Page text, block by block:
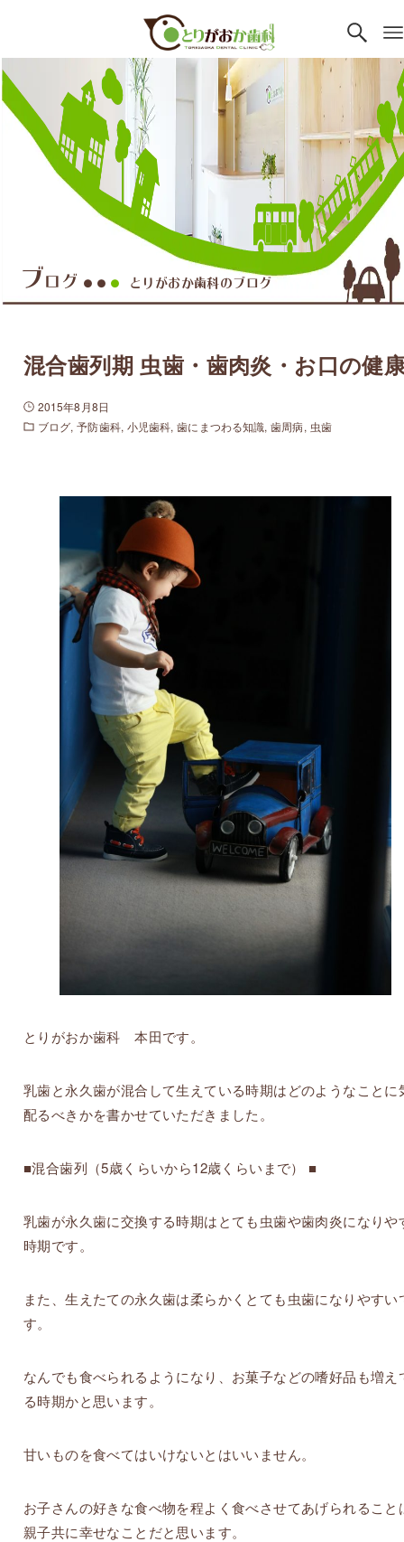
ブログ ●● ● とりがおか歯科のブログ
混合歯列期 虫歯・歯肉炎・お口の健
2015年8月8日
ブログ 予防歯科 小児歯科 歯にまつわる知識 歯周病 虫歯
とりがおか歯科 本田です。
乳歯と永久歯が混合して生えている時期はどのようなことに
配るべきかを書かせていただきました。
■混合歯列（5歳くらいから12歳くらいまで） ■
乳歯が永久歯に交換する時期はとても虫歯や歯肉炎になりや
時期です。
また、生えたての永久歯は柔らかくとても虫歯になりやすい
す。
なんでも食べられるようになり、お菓子などの嗜好品も増え
る時期かと思います。
甘いものを食べてはいけないとはいいません。
お子さんの好きな食べ物を程よく食べさせてあげられること
親子共に幸せなことだと思います。